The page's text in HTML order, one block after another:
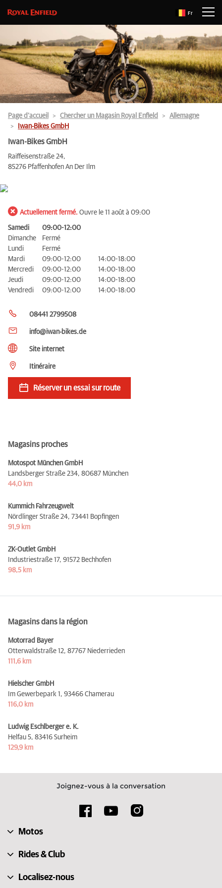
Fr
Page d’accueil Chercher un Magasin Royal Enfield
Allemagne
Iwan-Bikes GmbH
Iwan-Bikes GmbH
Raiffeisenstraße 24,
85276 Pfaffenhofen An Der Ilm
Actuellement fermé. Ouvre le 11 août à 09:00
Samedi
09:00-12:00
Dimanche
Fermé
Lundi
Fermé
Mardi
09:00-12:00
14:00-18:00
Mercredi
09:00-12:00
14:00-18:00
Jeudi
09:00-12:00
14:00-18:00
Vendredi
09:00-12:00 14:00-18:00
08441 2799508
info@iwan-bikes.de
Site internet
Itinéraire
Réserver un essai sur route
Magasins proches
Motospot München GmbH
Landsberger Straße 234, 80687 München
44,0 km
Kummich Fahrzeugwelt
Nördlinger Straße 24, 73441 Bopfingen
91,9 km
ZK-Outlet GmbH
Industriestraße 17, 91572 Bechhofen
98,5 km
Magasins dans la région
Motorrad Bayer
Otterwaldstraße 12, 87767 Niederrieden
111,6 km
Hielscher GmbH
Im Gewerbepark 1, 93466 Chamerau
116,0 km
Ludwig Eschlberger e. K.
Helfau 5, 83416 Surheim
129,9 km
Joignez-vous à la conversation
Motos
Rides & Club
Localisez-nous